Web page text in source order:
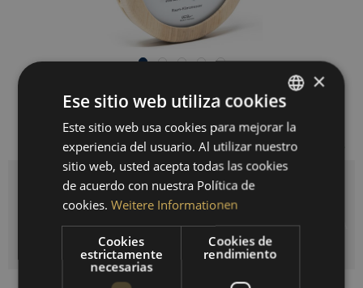
179,00 € *
Listo para envío inmediato, tiempo de entrega 3-10 días hábiles
Cantidad
AÑADIR A LA CESTA DE LA COMPRA
GERMAN
ENGLISH
×
Ese sitio web utiliza cookies
Este sitio web usa cookies para mejorar la
experiencia del usuario. Al utilizar nuestro
sitio web, usted acepta todas las cookies
de acuerdo con nuestra Política de
cookies. Weitere Informationen
Cookies
estrictamente
necesarias
Cookies de
rendimiento